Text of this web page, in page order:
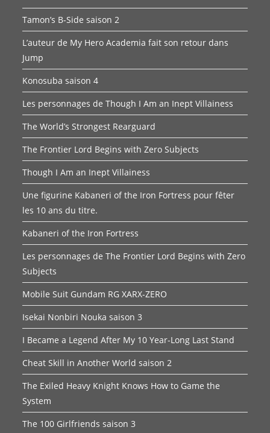
Tamon’s B-Side saison 2
L’auteur de My Hero Academia fait son retour dans
Jump
Konosuba saison 4
Les personnages de Though I Am an Inept Villainess
The World’s Strongest Rearguard
The Frontier Lord Begins with Zero Subjects
Though I Am an Inept Villainess
Une figurine Kabaneri of the Iron Fortress pour fêter
les 10 ans du titre.
Kabaneri of the Iron Fortress
Les personnages de The Frontier Lord Begins with Zero
Subjects
Mobile Suit Gundam RG XARX-ZERO
Isekai Nonbiri Nouka saison 3
I Became a Legend After My 10 Year-Long Last Stand
Cheat Skill in Another World saison 2
The Exiled Heavy Knight Knows How to Game the
System
The 100 Girlfriends saison 3